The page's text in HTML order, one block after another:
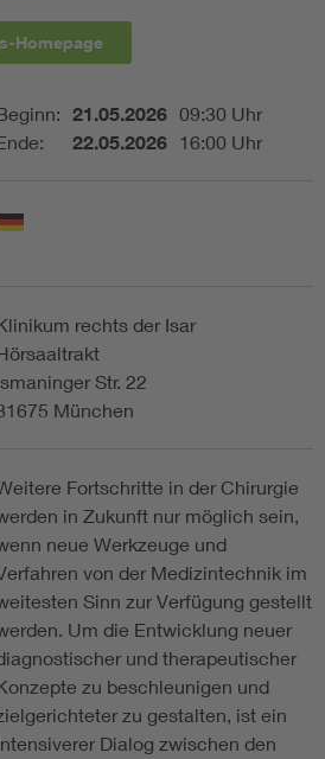
Homepage
21.05.2026 09:30 Uhr
22.05.2026 16:00 Uhr
rechts der Isar
Str. 22
München
Fortschritte in der Chirurgie
in Zukunft nur möglich sein,
neue Werkzeuge und
von der Medizintechnik im
Sinn zur Verfügung gestellt
Um die Entwicklung neuer
und therapeutischer
zu beschleunigen und
zu gestalten, ist ein
Dialog zwischen den